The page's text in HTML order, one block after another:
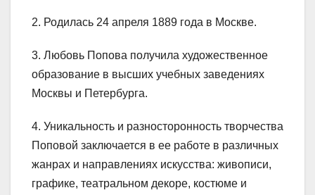
2. Родилась 24 апреля 1889 года в Москве.
3. Любовь Попова получила художественное
образование в высших учебных заведениях
Москвы и Петербурга.
4. Уникальность и разносторонность творчества
Поповой заключается в ее работе в различных
жанрах и направлениях искусства: живописи,
графике, театральном декоре, костюме и